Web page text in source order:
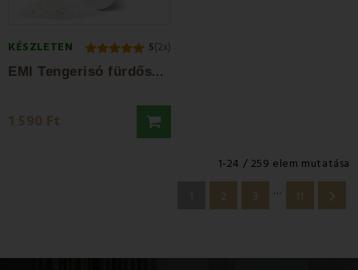
KÉSZLETEN 5(2x)
E
MI Tengerisó fürdősó1 kg
1 590 Ft
1-24 / 259 elem mutatása
2 3 … 11 